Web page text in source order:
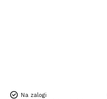
Na zalogi